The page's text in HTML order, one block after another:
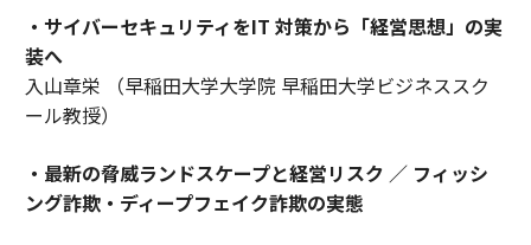
・サイバーセキュリティをIT 対策から「経営思想」の実
装へ
入山章栄 （早稲田大学大学院 早稲田大学ビジネススク
ール教授）
・最新の脅威ランドスケープと経営リスク ／ フィッシ
ング詐欺・ディープフェイク詐欺の実態